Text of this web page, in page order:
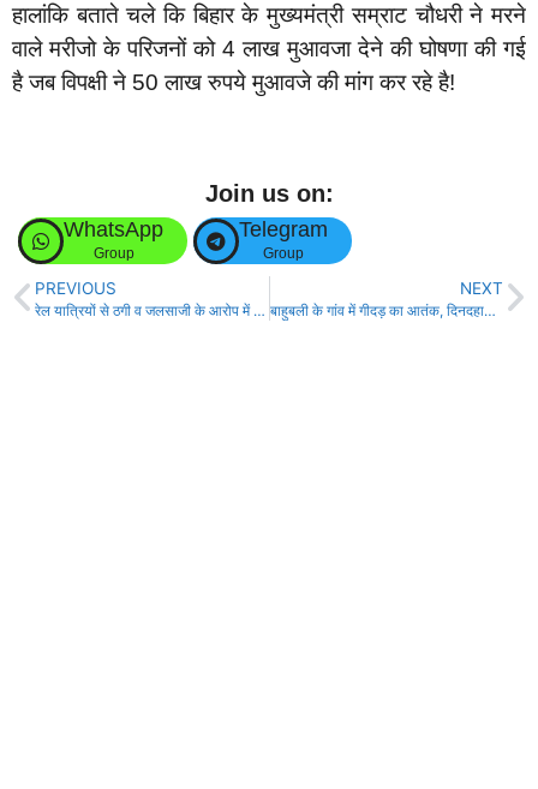
हालांकि बताते चले कि बिहार के मुख्यमंत्री सम्राट चौधरी ने मरने
वाले मरीजो के परिजनों को 4 लाख मुआवजा देने की घोषणा की गई
है जब विपक्षी ने 50 लाख रुपये मुआवजे की मांग कर रहे है!
Join us on:
WhatsApp
Group
Telegram
Group
PREVIOUS
रेल यात्रियों से ठगी व जलसाजी के आरोप में पुलिस ने दो बदमाशों को किया गिरफ्तार!
NEXT
बाहुबली के गांव में गीदड़ का आतंक, दिनदहाड़े घर में धुसकर छः को काटा!